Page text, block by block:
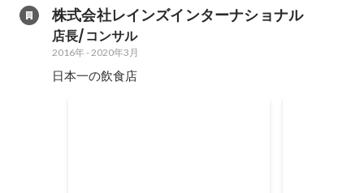
株式会社レインズインターナショナル
店長/コンサル
2016年-2020年3月
日本一の飲食店